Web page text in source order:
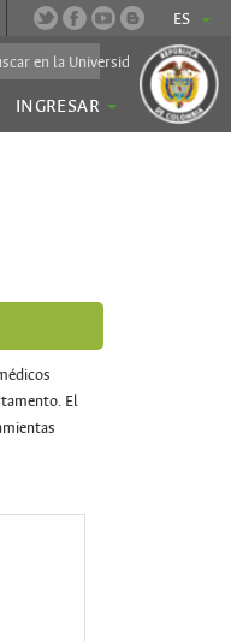
ES
INGRESAR
El